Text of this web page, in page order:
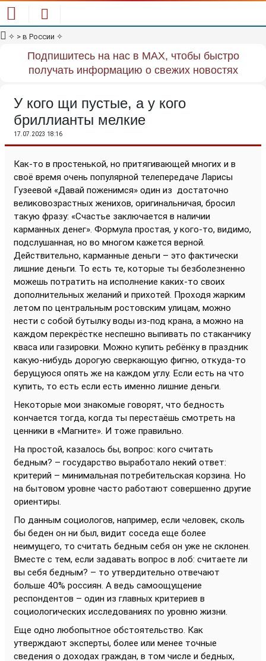
✧ > в России ✧
Подпишитесь на нас в MAX, чтобы быстро
получать информацию о свежих новостях
У кого щи пустые, а у кого
бриллианты мелкие
17.07.2023 18:16
Как-то в простенькой, но притягивающей многих и в
своё время очень популярной телепередаче Ларисы
Гузеевой «Давай поженимся» один из достаточно
великовозрастных женихов, оригинальничая, бросил
такую фразу: «Счастье заключается в наличии
карманных денег». Формула простая, у кого-то, видимо,
подслушанная, но во многом кажется верной.
Действительно, карманные деньги – это фактически
лишние деньги. То есть те, которые ты безболезненно
можешь потратить на исполнение каких-то своих
дополнительных желаний и прихотей. Проходя жарким
летом по центральным ростовским улицам, можно
нести с собой бутылку воды из-под крана, а можно на
каждом перекрёстке неспешно выпивать по стаканчику
кваса или газировки. Можно купить ребёнку в праздник
какую-нибудь дорогую сверкающую фигню, откуда-то
берущуюся опять же на каждом углу. Если есть на что
купить, то есть если есть именно лишние деньги.
Некоторые мои знакомые говорят, что бедность
кончается тогда, когда ты перестаёшь смотреть на
ценники в «Магните». И тоже правильно.
На простой, казалось бы, вопрос: кого считать
бедным? – государство выработало некий ответ:
критерий – минимальная потребительская корзина. Но
на бытовом уровне часто работают совершенно другие
ориентиры.
По данным социологов, например, если человек, сколь
бы беден он ни был, видит соседа еще более
неимущего, то считать бедным себя он уже не склонен.
Вместе с тем, если задавать вопрос в лоб: считаете ли
вы себя бедным? – то утвердительно отвечают
больше 40% россиян. А ведь самоощущение
респондентов – один из главных критериев в
социологических исследованиях по уровню жизни.
Еще одно любопытное обстоятельство. Как
утверждают эксперты, более или менее точные
сведения о доходах граждан, в том числе и бедных,